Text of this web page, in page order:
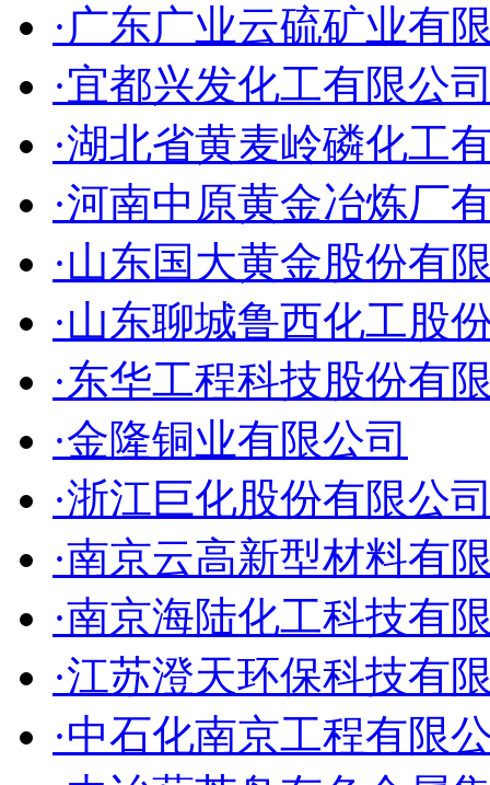
·广东广业云硫矿业有
·宜都兴发化工有限公
·湖北省黄麦岭磷化工
·河南中原黄金冶炼厂
·山东国大黄金股份有
·山东聊城鲁西化工股
·东华工程科技股份有
·金隆铜业有限公司
·浙江巨化股份有限公
·南京云高新型材料有
·南京海陆化工科技有
·江苏澄天环保科技有
·中石化南京工程有限